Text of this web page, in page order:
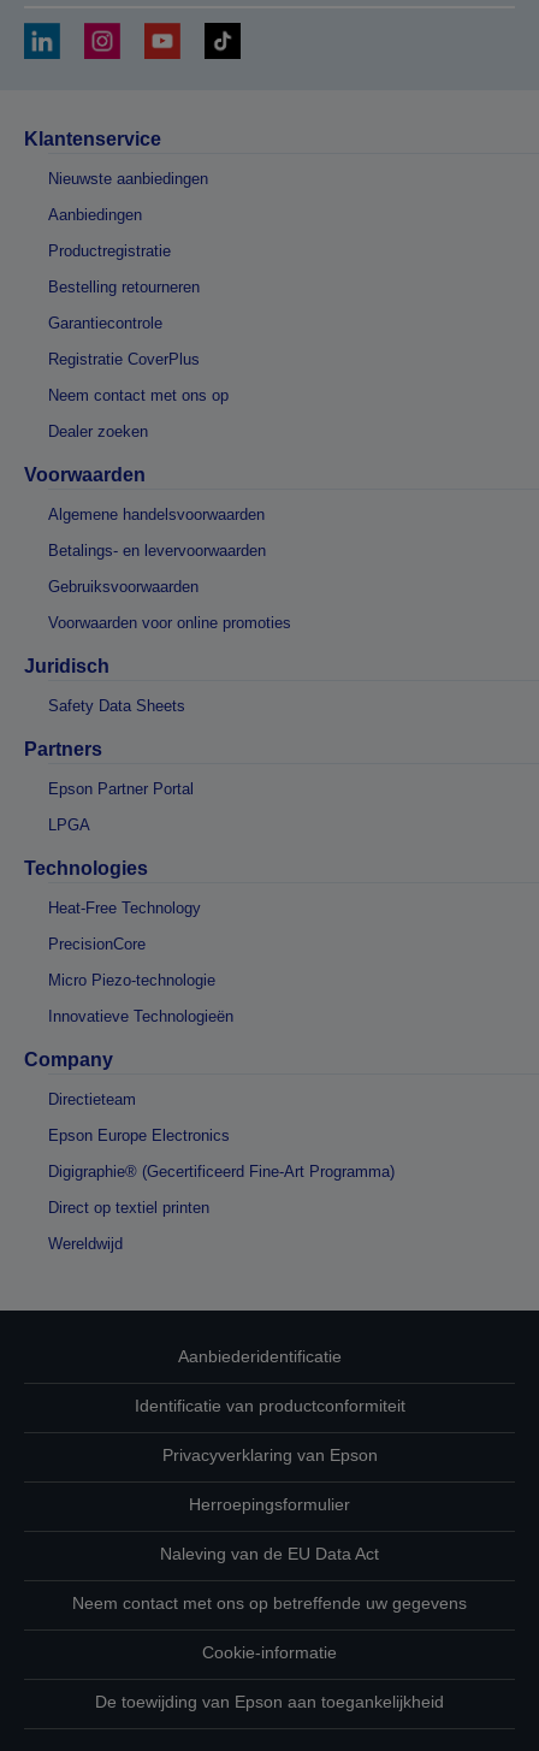
Klantenservice
Nieuwste aanbiedingen
Aanbiedingen
Productregistratie
Bestelling retourneren
Garantiecontrole
Registratie CoverPlus
Neem contact met ons op
Dealer zoeken
Voorwaarden
Algemene handelsvoorwaarden
Betalings- en levervoorwaarden
Gebruiksvoorwaarden
Voorwaarden voor online promoties
Juridisch
Safety Data Sheets
Partners
Epson Partner Portal
LPGA
Technologies
Heat-Free Technology
PrecisionCore
Micro Piezo-technologie
Innovatieve Technologieën
Company
Directieteam
Epson Europe Electronics
Digigraphie® (Gecertificeerd Fine-Art Programma)
Direct op textiel printen
Wereldwijd
Aanbiederidentificatie
Identificatie van productconformiteit
Privacyverklaring van Epson
Herroepingsformulier
Naleving van de EU Data Act
Neem contact met ons op betreffende uw gegevens
Cookie-informatie
De toewijding van Epson aan toegankelijkheid